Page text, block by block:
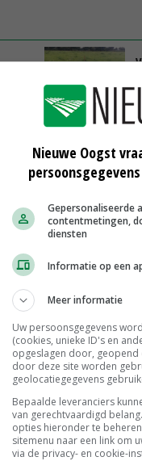
Weipoeder
Zuivel weekprijzen
Boeren Gouda
Boerenkaas
MEER MARKTPRIJZEN
Nieuwe Oogst
Gepersonaliseerde
contentmetingen,
diensten
Informatie op een
Meer informatie
Uw persoonsgegevens
(cookies, unieke ID's en
opgeslagen door,
door deze site worden
geolocatiegegevens
Bepaalde leveranciers
van gerechtvaardigd
opties hieronder te
sitemenu naar een link om
via de privacy- en cookie-